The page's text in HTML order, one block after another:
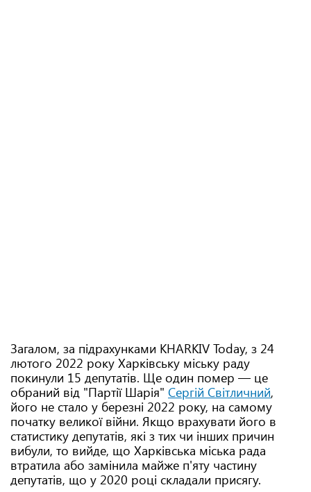
Загалом, за підрахунками KHARKIV Today, з 24
лютого 2022 року Харківську міську раду
покинули 15 депутатів. Ще один помер — це
обраний від "Партії Шарія" Сергій Світличний,
його не стало у березні 2022 року, на самому
початку великої війни. Якщо врахувати його в
статистику депутатів, які з тих чи інших причин
вибули, то вийде, що Харківська міська рада
втратила або замінила майже п'яту частину
депутатів, що у 2020 році складали присягу.